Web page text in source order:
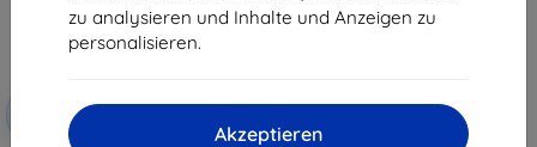
zu analysieren und Inhalte und Anzeigen zu
personalisieren.
Akzeptieren
mit